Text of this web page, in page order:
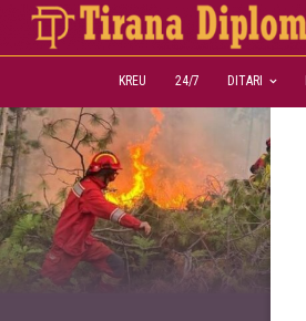
KREU 24/7 DITARI